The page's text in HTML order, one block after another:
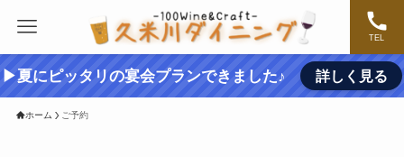
TEL
▶夏にピッタリの宴会プランできました♪ 詳しく見る
ホーム ご予約